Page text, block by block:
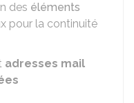
des éléments
pour la continuité
adresses mail